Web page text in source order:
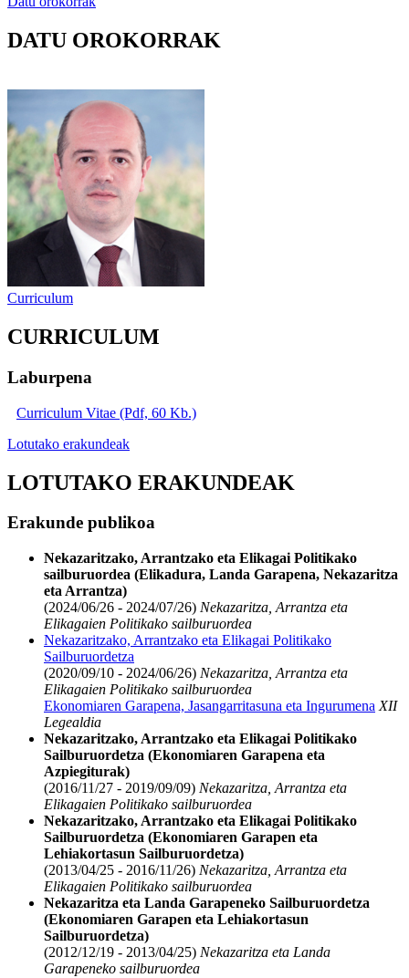
DATU OROKORRAK
Curriculum
CURRICULUM
Laburpena
Curriculum Vitae (Pdf, 60 Kb.)
Lotutako erakundeak
LOTUTAKO ERAKUNDEAK
Erakunde publikoa
Nekazaritzako, Arrantzako eta Elikagai Politikako
sailburuordea (Elikadura, Landa Garapena, Nekazaritza
eta Arrantza)
(2024/06/26 - 2024/07/26) Nekazaritza, Arrantza eta
Elikagaien Politikako sailburuordea
Nekazaritzako, Arrantzako eta Elikagai Politikako
Sailburuordetza
(2020/09/10 - 2024/06/26) Nekazaritza, Arrantza eta
Elikagaien Politikako sailburuordea
Ekonomiaren Garapena, Jasangarritasuna eta Ingurumena XII
Legealdia
Nekazaritzako, Arrantzako eta Elikagai Politikako
Sailburuordetza (Ekonomiaren Garapena eta
Azpiegiturak)
(2016/11/27 - 2019/09/09) Nekazaritza, Arrantza eta
Elikagaien Politikako sailburuordea
Nekazaritzako, Arrantzako eta Elikagai Politikako
Sailburuordetza (Ekonomiaren Garapen eta
Lehiakortasun Sailburuordetza)
(2013/04/25 - 2016/11/26) Nekazaritza, Arrantza eta
Elikagaien Politikako sailburuordea
Nekazaritza eta Landa Garapeneko Sailburuordetza
(Ekonomiaren Garapen eta Lehiakortasun
Sailburuordetza)
(2012/12/19 - 2013/04/25) Nekazaritza eta Landa
Garapeneko sailburuordea